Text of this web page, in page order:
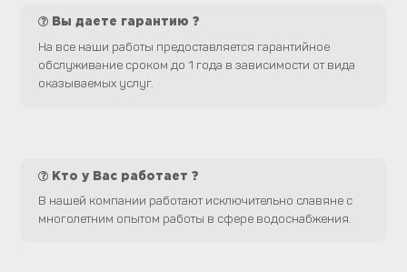
Вы даете гарантию ?
На все наши работы предоставляется гарантийное
обслуживание сроком до 1 года в зависимости от вида
оказываемых услуг.
Кто у Вас работает ?
В нашей компании работают исключительно славяне с
многолетним опытом работы в сфере водоснабжения.